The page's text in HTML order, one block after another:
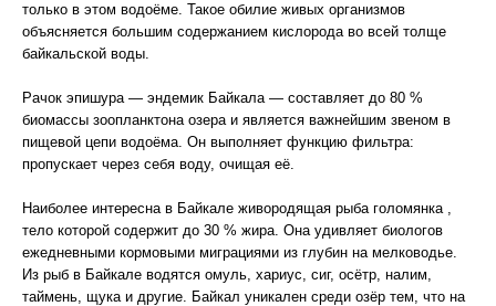
только в этом водоёме. Такое обилие живых организмов
объясняется большим содержанием кислорода во всей толще
байкальской воды.
Рачок эпишура — эндемик Байкала — составляет до 80 %
биомассы зоопланктона озера и является важнейшим звеном в
пищевой цепи водоёма. Он выполняет функцию фильтра:
пропускает через себя воду, очищая её.
Наиболее интересна в Байкале живородящая рыба голомянка ,
тело которой содержит до 30 % жира. Она удивляет биологов
ежедневными кормовыми миграциями из глубин на мелководье.
Из рыб в Байкале водятся омуль, хариус, сиг, осётр, налим,
таймень, щука и другие. Байкал уникален среди озёр тем, что на